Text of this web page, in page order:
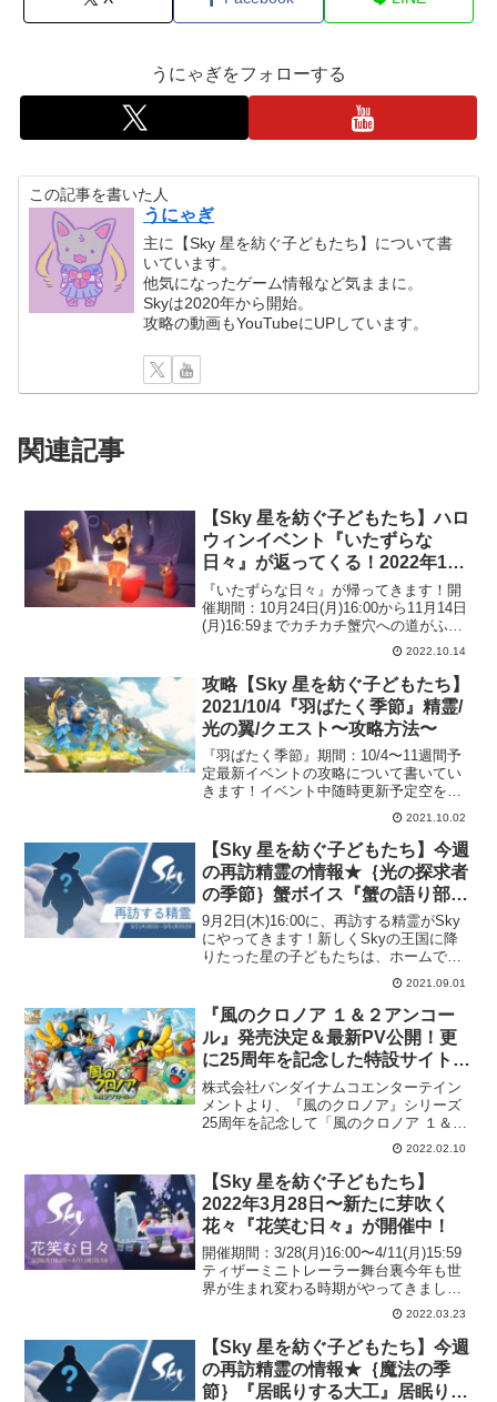
うにゃぎをフォローする
この記事を書いた人
うにゃぎ
主に【Sky 星を紡ぐ子どもたち】について書
いています。
他気になったゲーム情報など気ままに。
Skyは2020年から開始。
攻略の動画もYouTubeにUPしています。
関連記事
【Sky 星を紡ぐ子どもたち】ハロ
ウィンイベント『いたずらな
日々』が返ってくる！2022年10
月24日〜11月14日に開催決定！
『いたずらな日々』が帰ってきます！開
催期間：10月24日(月)16:00から11月14日
(月)16:59までカチカチ蟹穴への道がふた
たび！いたずらな日々で、遊び心と驚き
いっぱいの時間をみんなでお祝いしまし
ょう。ぐつぐつ煮える大鍋からは、星
の...
2022.10.14
攻略【Sky 星を紡ぐ子どもたち】
2021/10/4『羽ばたく季節』精霊/
光の翼/クエスト〜攻略方法〜
『羽ばたく季節』期間：10/4〜11週間予
定最新イベントの攻略について書いてい
きます！イベント中随時更新予定空を旅
往く人々にふさわしいケープやアイテ
ム、アクセサリーを持つ彼らから、楽器
や新たな呼び声も教わり、精霊たちに受
け継がれるハーモニー...
2021.10.02
【Sky 星を紡ぐ子どもたち】今週
の再訪精霊の情報★｛光の探求者
の季節｝蟹ボイス『蟹の語り部』
精霊が再訪！9月2日(木)16:00～9
月6日(月)16:59まで！必要なキャ
ンドル数は？？
9月2日(木)16:00に、再訪する精霊がSky
にやってきます！新しくSkyの王国に降
りたった星の子どもたちは、ホームで精
霊さんを迎える前に峡谷までのストーリ
ーを完了させておきましょう。今週はい
ったいどの精霊さんがSkyを訪れるので
しょうか...
2021.09.01
『風のクロノア １＆２アンコー
ル』発売決定＆最新PV公開！更
に25周年を記念した特設サイトも
公開
株式会社バンダイナムコエンターテイン
メントより、『風のクロノア』シリーズ
25周年を記念して「風のクロノア １＆２
アンコール」がNintendo Switch™より
2022年7月7日(木)に発売することが決定
いたしました。さらに、PlaySt...
2022.02.10
【Sky 星を紡ぐ子どもたち】
2022年3月28日〜新たに芽吹く
花々『花笑む日々』が開催中！
開催期間：3/28(月)16:00〜4/11(月)15:59
ティザーミニトレーラー舞台裏今年も世
界が生まれ変わる時期がやってきまし
た。雨が降り、雪は解け、気づけば新た
な命が芽吹き、移り変わる美しさを祝福
するように…。Skyにも、成長と再生の...
2022.03.23
【Sky 星を紡ぐ子どもたち】今週
の再訪精霊の情報★｛魔法の季
節｝『居眠りする大工』居眠り精